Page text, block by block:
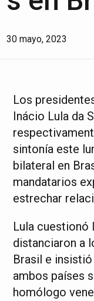
30 mayo, 2023
Los
Inácio Lula da
sintonía este
bilateral en
mandatarios
estrechar
Lula cuestionó
distanciaron a
Brasil e
ambos países
homólogo